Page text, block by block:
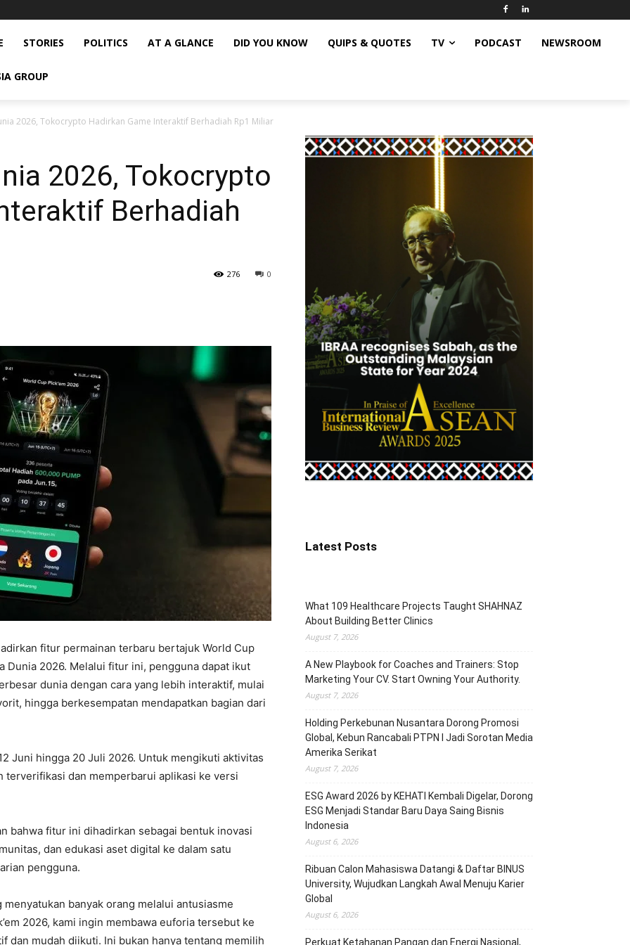
STORIES POLITICS AT A GLANCE DID YOU KNOW QUIPS & QUOTES TV PODCAST NEWSROOM
GROUP
2026, Tokocrypto Hadirkan Game Interaktif Berhadiah Rp1 Miliar
2026, Tokocrypto
Berhadiah
0
276
fitur permainan terbaru bertajuk World Cup
Dunia 2026. Melalui fitur ini, pengguna dapat ikut
dunia dengan cara yang lebih interaktif, mulai
hingga berkesempatan mendapatkan bagian dari
Juni hingga 20 Juli 2026. Untuk mengikuti aktivitas
dan memperbarui aplikasi ke versi
bahwa fitur ini dihadirkan sebagai bentuk inovasi
dan edukasi aset digital ke dalam satu
pengguna.
banyak orang melalui antusiasme
2026, kami ingin membawa euforia tersebut ke
dan mudah diikuti. Ini bukan hanya tentang memilih
Latest Posts
What 109 Healthcare Projects Taught SHAHNAZ
About Building Better Clinics
August 7, 2026
A New Playbook for Coaches and Trainers: Stop
Marketing Your CV. Start Owning Your Authority.
August 7, 2026
Holding Perkebunan Nusantara Dorong Promosi
Global, Kebun Rancabali PTPN I Jadi Sorotan Media
Amerika Serikat
August 7, 2026
ESG Award 2026 by KEHATI Kembali Digelar, Dorong
ESG Menjadi Standar Baru Daya Saing Bisnis
Indonesia
August 6, 2026
Ribuan Calon Mahasiswa Datangi & Daftar BINUS
University, Wujudkan Langkah Awal Menuju Karier
Global
August 6, 2026
Perkuat Ketahanan Pangan dan Energi Nasional,